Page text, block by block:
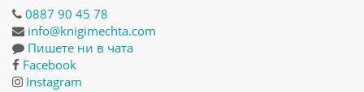
0887 90 45 78
info@knigimechta.com
Пишете ни в чата
Facebook
Instagram